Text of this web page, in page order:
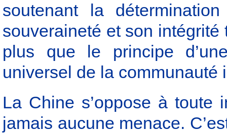
soutenant la
souveraineté et son
plus que le principe
universel de la communauté
La Chine s’oppose à toute
jamais aucune menace.